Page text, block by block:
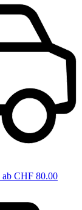
ab CHF 80.00